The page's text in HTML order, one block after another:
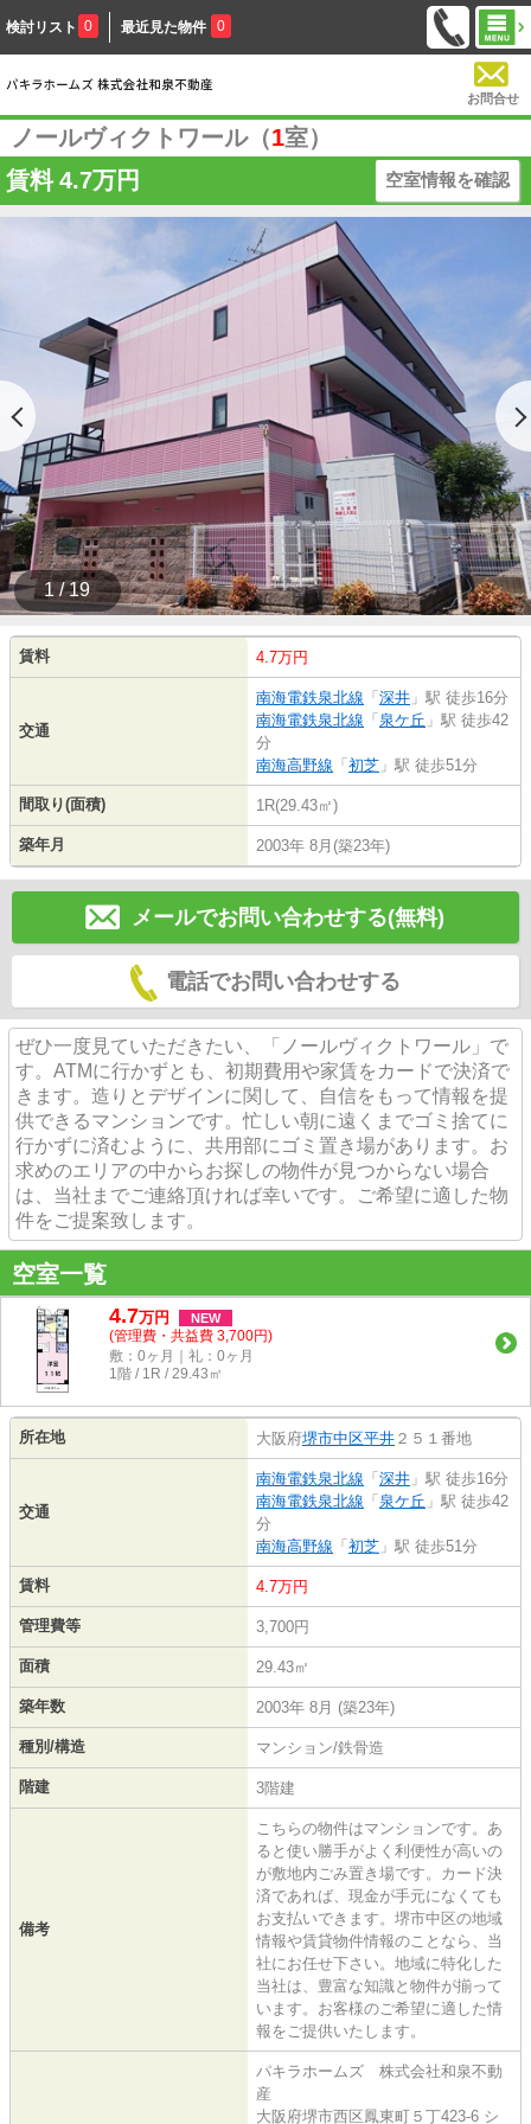
検討リスト 0 最近見た物件 0
お問合せ
ノールヴィクトワール（1室）
賃料 4.7万円 空室情報を確認
1 / 19
賃料 4.7万円
交通
南海電鉄泉北線 「 深井 」駅 徒歩16分
南海電鉄泉北線 「 泉ケ丘 」駅 徒歩42
分
南海高野線 「 初芝 」駅 徒歩51分
間取り(面積) 1R(29.43㎡)
築年月 2003年 8月(築23年)
メールでお問い合わせする(無料)
電話でお問い合わせする
ぜひ一度見ていただきたい、「ノールヴィクトワール」で
す。ATMに行かずとも、初期費用や家賃をカードで決済で
きます。造りとデザインに関して、自信をもって情報を提
供できるマンションです。忙しい朝に遠くまでゴミ捨てに
行かずに済むように、共用部にゴミ置き場があります。お
求めのエリアの中からお探しの物件が見つからない場合
は、当社までご連絡頂ければ幸いです。ご希望に適した物
件をご提案致します。
空室一覧
4.7万円 NEW
(管理費・共益費 3,700円)
敷：0ヶ月｜礼：0ヶ月
1階 / 1R / 29.43㎡
所在地 大阪府堺市中区平井 ２５１番地
交通
南海電鉄泉北線 「 深井 」駅 徒歩16分
南海電鉄泉北線 「 泉ケ丘 」駅 徒歩42
分
南海高野線 「 初芝 」駅 徒歩51分
賃料 4.7万円
管理費等 3,700円
面積 29.43㎡
築年数 2003年 8月 (築23年)
種別/構造 マンション/鉄骨造
階建 3階建
備考
こちらの物件はマンションです。あ
ると使い勝手がよく利便性が高いの
が敷地内ごみ置き場です。カード決
済であれば、現金が手元になくても
お支払いできます。堺市中区の地域
情報や賃貸物件情報のことなら、当
社にお任せ下さい。地域に特化した
当社は、豊富な知識と物件が揃って
います。お客様のご希望に適した情
報をご提供いたします。
パキラホームズ 株式会社和泉不動
産
大阪府堺市西区鳳東町５丁423-6 シ